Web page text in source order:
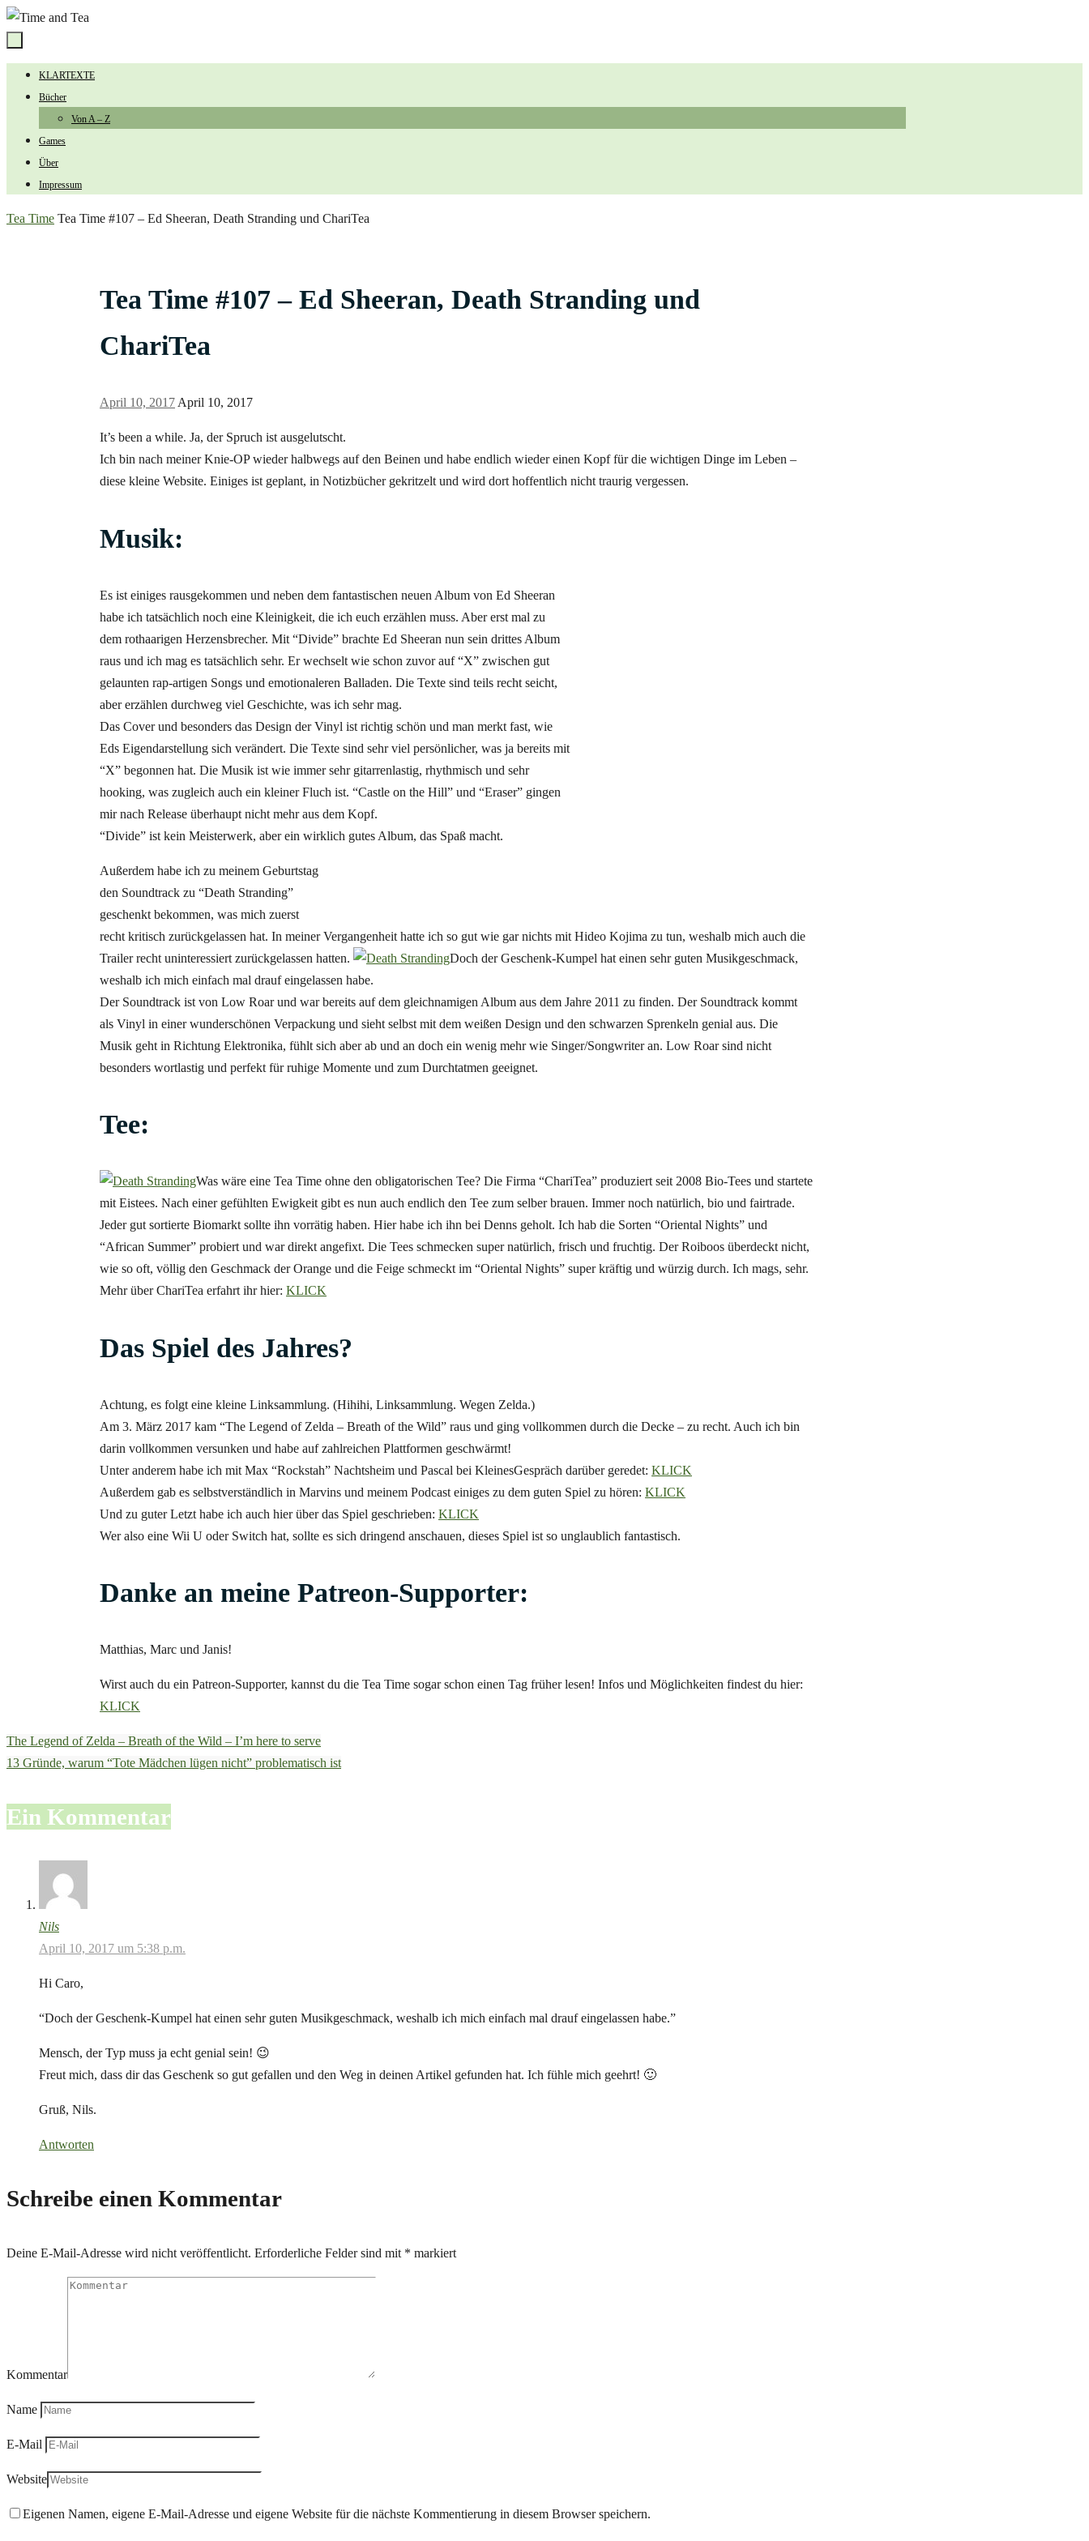
Zum
springen
Zum
Inhalt
KLARTEXTE
Bücher
Von A – Z
Games
Über
Impressum
Start
Tea Time Tea Time #107 – Ed Sheeran, Death Stranding und ChariTea
Tea Time #107 – Ed Sheeran, Death Stranding und
ChariTea
April 10, 2017April 10, 2017
It’s been a while. Ja, der Spruch ist ausgelutscht.
Ich bin nach meiner Knie-OP wieder halbwegs auf den Beinen und habe endlich wieder einen Kopf für die wichtigen Dinge im Leben –
diese kleine Website. Einiges ist geplant, in Notizbücher gekritzelt und wird dort hoffentlich nicht traurig vergessen.
Musik:
Es ist einiges rausgekommen und neben dem fantastischen neuen Album von Ed Sheeran
habe ich tatsächlich noch eine Kleinigkeit, die ich euch erzählen muss. Aber erst mal zu
dem rothaarigen Herzensbrecher. Mit “Divide” brachte Ed Sheeran nun sein drittes Album
raus und ich mag es tatsächlich sehr. Er wechselt wie schon zuvor auf “X” zwischen gut
gelaunten rap-artigen Songs und emotionaleren Balladen. Die Texte sind teils recht seicht,
aber erzählen durchweg viel Geschichte, was ich sehr mag.
Das Cover und besonders das Design der Vinyl ist richtig schön und man merkt fast, wie
Eds Eigendarstellung sich verändert. Die Texte sind sehr viel persönlicher, was ja bereits mit
“X” begonnen hat. Die Musik ist wie immer sehr gitarrenlastig, rhythmisch und sehr
hooking, was zugleich auch ein kleiner Fluch ist. “Castle on the Hill” und “Eraser” gingen
mir nach Release überhaupt nicht mehr aus dem Kopf.
“Divide” ist kein Meisterwerk, aber ein wirklich gutes Album, das Spaß macht.
Außerdem habe ich zu meinem Geburtstag
den Soundtrack zu “Death Stranding”
geschenkt bekommen, was mich zuerst
recht kritisch zurückgelassen hat. In meiner Vergangenheit hatte ich so gut wie gar nichts mit Hideo Kojima zu tun, weshalb mich auch die
Trailer recht uninteressiert zurückgelassen hatten.
Doch der Geschenk-Kumpel hat einen sehr guten Musikgeschmack,
weshalb ich mich einfach mal drauf eingelassen habe.
Der Soundtrack ist von Low Roar und war bereits auf dem gleichnamigen Album aus dem Jahre 2011 zu finden. Der Soundtrack kommt
als Vinyl in einer wunderschönen Verpackung und sieht selbst mit dem weißen Design und den schwarzen Sprenkeln genial aus. Die
Musik geht in Richtung Elektronika, fühlt sich aber ab und an doch ein wenig mehr wie Singer/Songwriter an. Low Roar sind nicht
besonders wortlastig und perfekt für ruhige Momente und zum Durchtatmen geeignet.
Tee:
Was wäre eine Tea Time ohne den obligatorischen Tee? Die Firma “ChariTea” produziert seit 2008 Bio-Tees und startete
mit Eistees. Nach einer gefühlten Ewigkeit gibt es nun auch endlich den Tee zum selber brauen. Immer noch natürlich, bio und fairtrade.
Jeder gut sortierte Biomarkt sollte ihn vorrätig haben. Hier habe ich ihn bei Denns geholt. Ich hab die Sorten “Oriental Nights” und
“African Summer” probiert und war direkt angefixt. Die Tees schmecken super natürlich, frisch und fruchtig. Der Roiboos überdeckt nicht,
wie so oft, völlig den Geschmack der Orange und die Feige schmeckt im “Oriental Nights” super kräftig und würzig durch. Ich mags, sehr.
Mehr über ChariTea erfahrt ihr hier: KLICK
Das Spiel des Jahres?
Achtung, es folgt eine kleine Linksammlung. (Hihihi, Linksammlung. Wegen Zelda.)
Am 3. März 2017 kam “The Legend of Zelda – Breath of the Wild” raus und ging vollkommen durch die Decke – zu recht. Auch ich bin
darin vollkommen versunken und habe auf zahlreichen Plattformen geschwärmt!
Unter anderem habe ich mit Max “Rockstah” Nachtsheim und Pascal bei KleinesGespräch darüber geredet: KLICK
Außerdem gab es selbstverständlich in Marvins und meinem Podcast einiges zu dem guten Spiel zu hören: KLICK
Und zu guter Letzt habe ich auch hier über das Spiel geschrieben: KLICK
Wer also eine Wii U oder Switch hat, sollte es sich dringend anschauen, dieses Spiel ist so unglaublich fantastisch.
Danke an meine Patreon-Supporter:
Matthias, Marc und Janis!
Wirst auch du ein Patreon-Supporter, kannst du die Tea Time sogar schon einen Tag früher lesen! Infos und Möglichkeiten findest du hier:
KLICK
The Legend of Zelda – Breath of the Wild – I’m here to serve
13 Gründe, warum “Tote Mädchen lügen nicht” problematisch ist
Ein Kommentar
Nils
April 10, 2017 um 5:38 p.m.
Hi Caro,
“Doch der Geschenk-Kumpel hat einen sehr guten Musikgeschmack, weshalb ich mich einfach mal drauf eingelassen habe.”
Mensch, der Typ muss ja echt genial sein! 😉
Freut mich, dass dir das Geschenk so gut gefallen und den Weg in deinen Artikel gefunden hat. Ich fühle mich geehrt! 🙂
Gruß, Nils.
Antworten
Schreibe einen Kommentar
Deine E-Mail-Adresse wird nicht veröffentlicht. Erforderliche Felder sind mit * markiert
Kommentar
Name
E-Mail
Website
Eigenen Namen, eigene E-Mail-Adresse und eigene Website für die nächste Kommentierung in diesem Browser speichern.